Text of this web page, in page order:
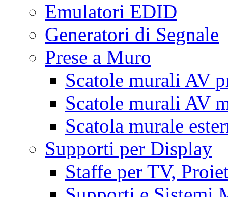
Emulatori EDID
Generatori di Segnale
Prese a Muro
Scatole murali AV
Scatole murali AV
Scatola murale
Supporti per Display
Staffe per TV,